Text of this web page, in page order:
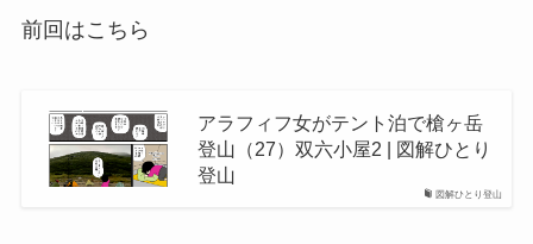
前回はこちら
図解ひとり登山
アラフィフ女がテント泊で槍ヶ岳
登山（27）双六小屋2 | 図解ひとり
登山